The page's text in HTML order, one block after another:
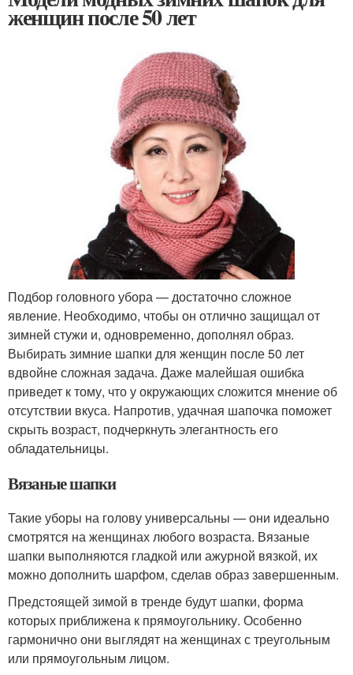
женщин после 50 лет
Подбор головного убора — достаточно сложное
явление. Необходимо, чтобы он отлично защищал от
зимней стужи и, одновременно, дополнял образ.
Выбирать зимние шапки для женщин после 50 лет
вдвойне сложная задача. Даже малейшая ошибка
приведет к тому, что у окружающих сложится мнение об
отсутствии вкуса. Напротив, удачная шапочка поможет
скрыть возраст, подчеркнуть элегантность его
обладательницы.
Вязаные шапки
Такие уборы на голову универсальны — они идеально
смотрятся на женщинах любого возраста. Вязаные
шапки выполняются гладкой или ажурной вязкой, их
можно дополнить шарфом, сделав образ завершенным.
Предстоящей зимой в тренде будут шапки, форма
которых приближена к прямоугольнику. Особенно
гармонично они выглядят на женщинах с треугольным
или прямоугольным лицом.